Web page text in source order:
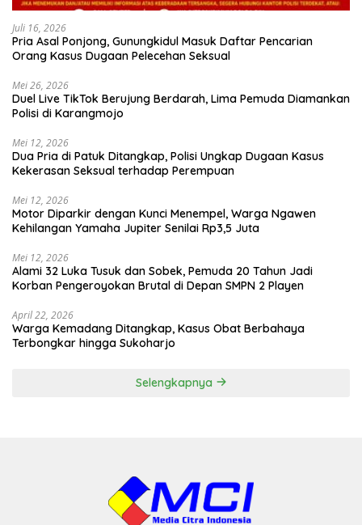
Juli 16, 2026
Pria Asal Ponjong, Gunungkidul Masuk Daftar Pencarian
Orang Kasus Dugaan Pelecehan Seksual
Mei 26, 2026
Duel Live TikTok Berujung Berdarah, Lima Pemuda Diamankan
Polisi di Karangmojo
Mei 12, 2026
Dua Pria di Patuk Ditangkap, Polisi Ungkap Dugaan Kasus
Kekerasan Seksual terhadap Perempuan
Mei 12, 2026
Motor Diparkir dengan Kunci Menempel, Warga Ngawen
Kehilangan Yamaha Jupiter Senilai Rp3,5 Juta
Mei 12, 2026
Alami 32 Luka Tusuk dan Sobek, Pemuda 20 Tahun Jadi
Korban Pengeroyokan Brutal di Depan SMPN 2 Playen
April 22, 2026
Warga Kemadang Ditangkap, Kasus Obat Berbahaya
Terbongkar hingga Sukoharjo
Selengkapnya